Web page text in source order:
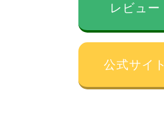
レビュー
公式サイト